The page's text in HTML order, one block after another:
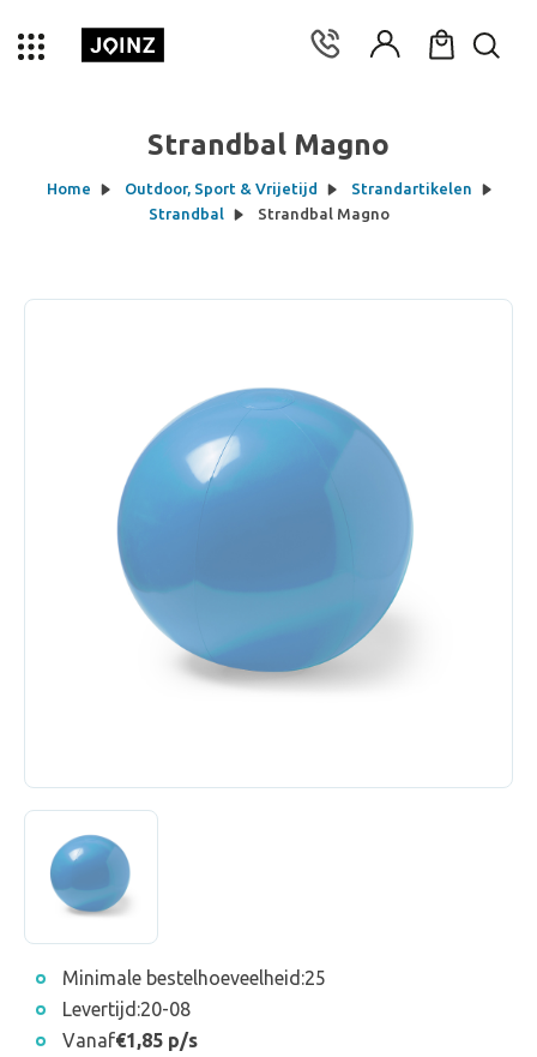
Strandbal Magno
Home Outdoor, Sport & Vrijetijd
Strandartikelen
Strandbal
Strandbal Magno
Minimale bestelhoeveelheid:25
Levertijd:20-08
Vanaf€1,85 p/s